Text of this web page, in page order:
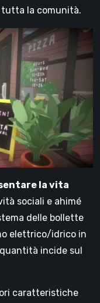
la comunità.
la vita
sociali e ahimé
delle bollette
elettrico/idrico in
incide sul
caratteristiche